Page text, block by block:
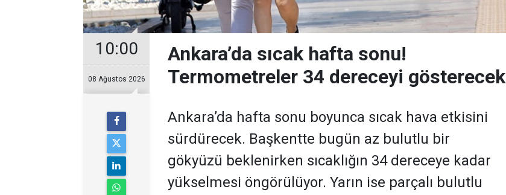
10:00
08 Ağustos 2026
Ankara’da sıcak hafta sonu!
Termometreler 34 dereceyi gösterecek
Ankara’da hafta sonu boyunca sıcak hava etkisini
sürdürecek. Başkentte bugün az bulutlu bir
gökyüzü beklenirken sıcaklığın 34 dereceye kadar
yükselmesi öngörülüyor. Yarın ise parçalı bulutlu